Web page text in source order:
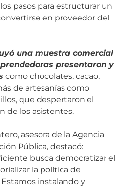
pasos para estructurar un
en proveedor del
una muestra comercial
presentaron y
como chocolates, cacao,
de artesanías como
que despertaron el
de los asistentes.
asesora de la Agencia
Pública, destacó:
busca democratizar el
la política de
instalando y